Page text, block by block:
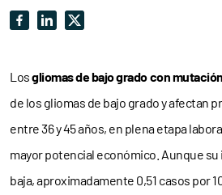
Losgliomas de bajo grado con
de los gliomas de bajo grado y afectan
entre 36 y 45 años, en plena etapa
mayor potencial económico. Aunque
baja, aproximadamente 0,51 casos por